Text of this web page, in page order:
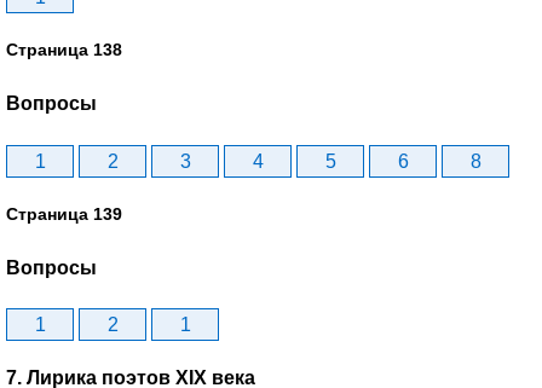
Страница 138
Вопросы
1 2 3 4 5 6 8
Страница 139
Вопросы
1 2 1
7. Лирика поэтов XIX века